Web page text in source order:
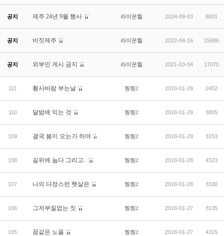
공지 제주 24년 9월 행사 라이온힐 2024-09-03 8001
공지 비짓제주 라이온힐 2022-04-16 15986
공지 외부인 게시 금지 라이온힐 2021-03-04 17070
111 황사바람 부는날 찡찡2 2018-01-29 2452
110 달밤에 익는 것 찡찡2 2018-01-29 3805
109 결국 봄이 오는가 하여 찡찡2 2018-01-29 3153
108 길위에 눕다 그리고.. 찡찡2 2018-01-28 4323
107 나의 다정스런 햇살은 찡찡2 2018-01-28 3330
106 그저부질없는 짓 찡찡2 2018-01-27 3135
105 꿈같은 노을 찡찡2 2018-01-27 4315